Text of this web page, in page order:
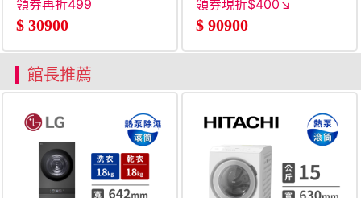
領券再折499
$ 30900
SSD&#47;Win11)
領券現折$400↘
$ 90900
館長推薦